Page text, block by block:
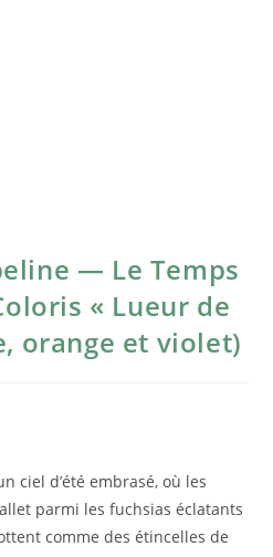
— Le Temps
« Lueur de
orange et violet)
ciel d’été embrasé, où les
parmi les fuchsias éclatants
comme des étincelles de